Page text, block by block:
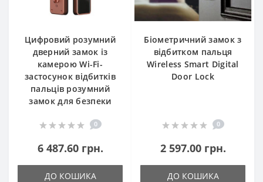
Цифровий розумний
дверний замок із
камерою Wi-Fi-
застосунок відбитків
пальців розумний
замок для безпеки
0
6 487.60 грн.
ДО КОШИКА
Біометричний замок з
відбитком пальця
Wireless Smart Digital
Door Lock
0
2 597.00 грн.
ДО КОШИКА